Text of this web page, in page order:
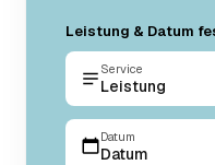
Leistung & Datum
Service
Leistung
Datum
Datum